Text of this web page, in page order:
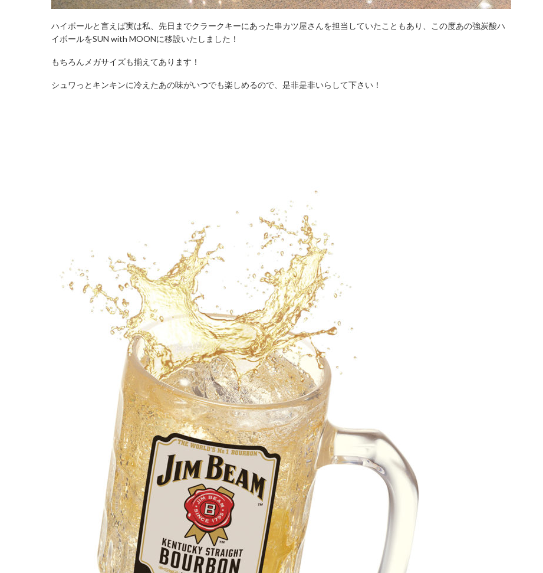
ハイボールと言えば実は私、先日までクラークキーにあった串カツ屋さんを担当していたこともあり、この度あの強炭酸ハ
イボールをSUN with MOONに移設いたしました！
もちろんメガサイズも揃えてあります！
シュワっとキンキンに冷えたあの味がいつでも楽しめるので、是非是非いらして下さい！